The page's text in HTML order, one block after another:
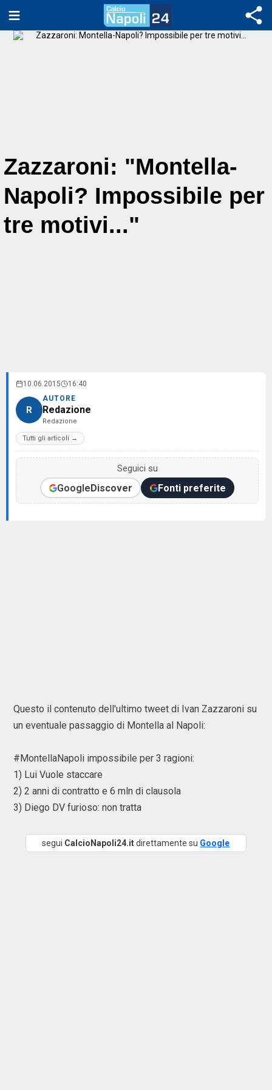
Zazzaroni: "Montella-
Napoli? Impossibile per
tre motivi..."
10.06.2015 16:40
R
AUTORE
Redazione
Redazione
Tutti gli articoli →
Seguici su
GoogleDiscover Fonti preferite
Questo il contenuto dell'ultimo tweet di Ivan Zazzaroni su
un eventuale passaggio di Montella al Napoli:
#MontellaNapoli impossibile per 3 ragioni:
1) Lui Vuole staccare
2) 2 anni di contratto e 6 mln di clausola
3) Diego DV furioso: non tratta
segui CalcioNapoli24.itdirettamente su Google